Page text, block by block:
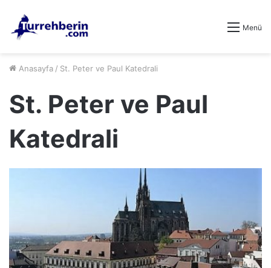
Menü
Anasayfa / St. Peter ve Paul Katedrali
St. Peter ve Paul
Katedrali